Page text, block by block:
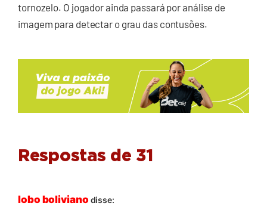
tornozelo. O jogador ainda passará por análise de
imagem para detectar o grau das contusões.
Respostas de 31
lobo boliviano disse: